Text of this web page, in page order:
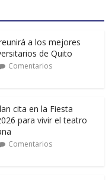
a los mejores
de Quito
Comentarios
cita en la Fiesta
para vivir el teatro
Comentarios